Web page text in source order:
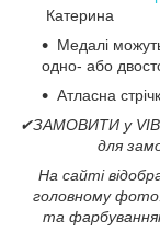
Катерина
Медалі
одно- або
Атласна
✔ЗАМОВИТИ у
для
На сайті
головному фото.
та